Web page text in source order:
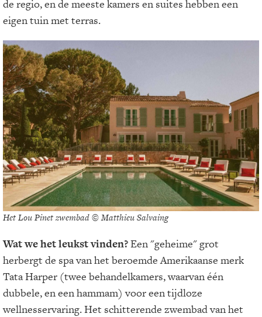
de regio, en de meeste kamers en suites hebben een
eigen tuin met terras.
Het Lou Pinet zwembad © Matthieu Salvaing
Wat we het leukst vinden?Een "geheime" grot
herbergt de spa van het beroemde Amerikaanse merk
Tata Harper (twee behandelkamers, waarvan één
dubbele, en een hammam) voor een tijdloze
wellnesservaring. Het schitterende zwembad van het